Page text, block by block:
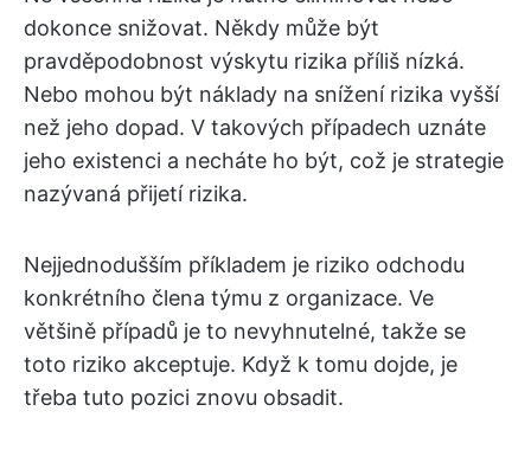
dokonce snižovat. Někdy může být
pravděpodobnost výskytu rizika příliš nízká.
Nebo mohou být náklady na snížení rizika vyšší
než jeho dopad. V takových případech uznáte
jeho existenci a necháte ho být, což je strategie
nazývaná přijetí rizika.
Nejjednodušším příkladem je riziko odchodu
konkrétního člena týmu z organizace. Ve
většině případů je to nevyhnutelné, takže se
toto riziko akceptuje. Když k tomu dojde, je
třeba tuto pozici znovu obsadit.